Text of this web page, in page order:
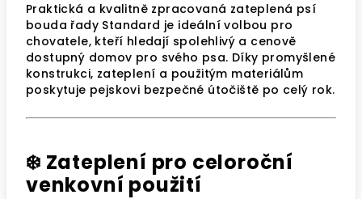
Praktická a kvalitně zpracovaná zateplená psí
bouda řady Standard je ideální volbou pro
chovatele, kteří hledají spolehlivý a cenově
dostupný domov pro svého psa. Díky promyšlené
konstrukci, zateplení a použitým materiálům
poskytuje pejskovi bezpečné útočiště po celý rok.
❄️ Zateplení pro celoroční
venkovní použití